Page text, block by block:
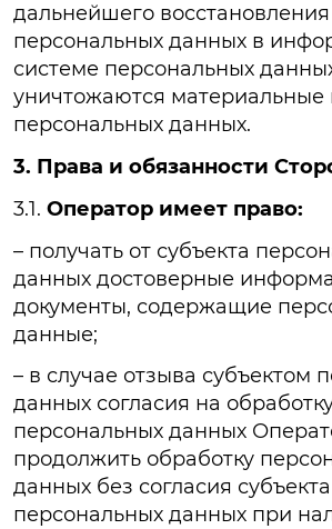
дальнейшего
персональных данных в
системе персональных
уничтожаются материальные
персональных данных.
3. Права и обязанности
3.1. Оператор имеет право:
– получать от субъекта
данных достоверные
документы, содержащие
данные;
– в случае отзыва субъектом
данных согласия на
персональных данных
продолжить обработку
данных без согласия субъекта
персональных данных при